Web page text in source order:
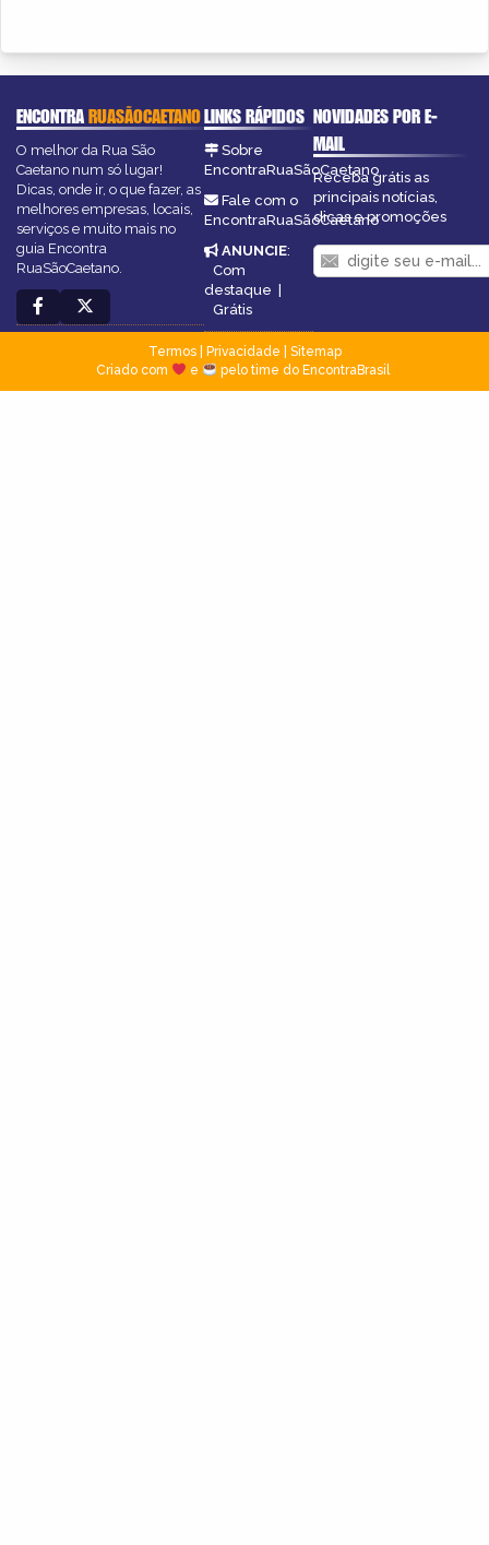
ENCONTRARUASÃOCAETANO
O melhor da Rua São
Caetano num só lugar!
Dicas, onde ir, o que fazer, as
melhores empresas, locais,
serviços e muito mais no
guia Encontra
RuaSãoCaetano.
LINKS RÁPIDOS
Sobre
EncontraRuaSãoCaetano
Fale com o
EncontraRuaSãoCaetano
ANUNCIE:
Com
destaque |
Grátis
NOVIDADES POR E-
MAIL
Receba grátis as
principais notícias,
dicas e promoções
Termos| Privacidade
Sitemap
Criado com
e pelo time do EncontraBrasil